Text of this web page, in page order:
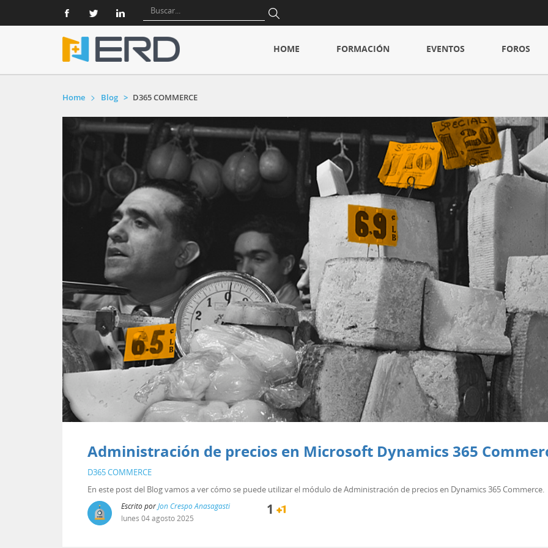
HOME FORMACIÓN EVENTOS FOROS
Home Blog D365 COMMERCE
Administración de precios en Microsoft Dynamics 365
D365 COMMERCE
En este post del Blog vamos a ver cómo se puede utilizar el módulo de Administración de precios en Dynamics 365 Commerce.
Escrito porJon Crespo Anasagasti
lunes 04agosto2025
1